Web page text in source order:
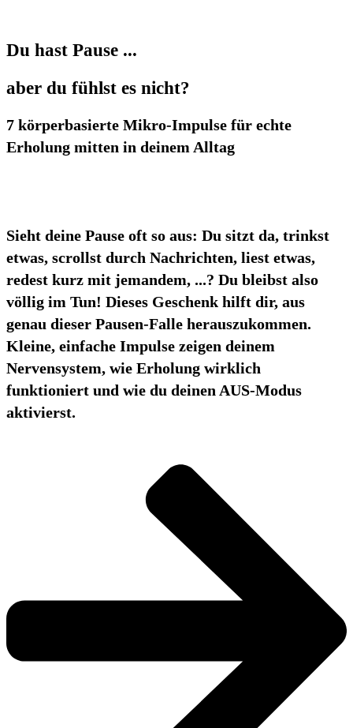
Du hast Pause ...
aber du fühlst es nicht?
7 körperbasierte Mikro-Impulse für echte
Erholung mitten in deinem Alltag
Sieht deine Pause oft so aus: Du sitzt da, trinkst
etwas, scrollst durch Nachrichten, liest etwas,
redest kurz mit jemandem, ...? Du bleibst also
völlig im Tun! Dieses Geschenk hilft dir, aus
genau dieser Pausen-Falle herauszukommen.
Kleine, einfache Impulse zeigen deinem
Nervensystem, wie Erholung wirklich
funktioniert und wie du deinen AUS-Modus
aktivierst.